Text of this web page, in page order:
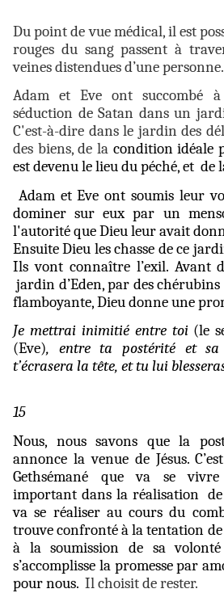
Du point de vue médical, il est
rouges du sang passent à
veines distendues d’une personne.
Adam et Eve ont succombé
séduction de Satan dans un
C'est-à-dire dans le jardin des
des biens, de la condition idéale
est devenu le lieu du péché, et de
Adam et Eve ont soumis leur
dominer sur eux par un
l'autorité que Dieu leur avait
Ensuite Dieu les chasse de ce
Ils vont connaître l’exil. Avant
jardin d’Eden, par des
flamboyante, Dieu donne une
Je mettrai inimitié entre toi (le
(Eve), entre ta postérité et sa
t’écrasera la tête, et tu lui
15
Nous, nous savons que la
annonce la venue de Jésus.
Gethsémané que va se
important dans la réalisation de
va se réaliser au cours du
trouve confronté à la tentation
à la soumission de sa
s’accomplisse la promesse par
pour nous. Il choisit de rester.